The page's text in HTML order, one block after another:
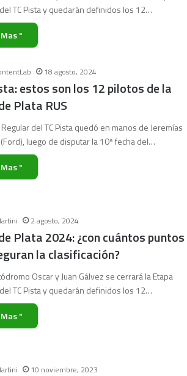
TC Pista y quedarán definidos los 12…
"
18 agosto, 2024
estos son los 12 pilotos de la
Plata RUS
Regular del TC Pista quedó en manos de Jeremías
luego de disputar la 10ª fecha del…
"
2 agosto, 2024
Plata 2024: ¿con cuántos puntos
la clasificación?
Oscar y Juan Gálvez se cerrará la Etapa
TC Pista y quedarán definidos los 12…
"
10 noviembre, 2023